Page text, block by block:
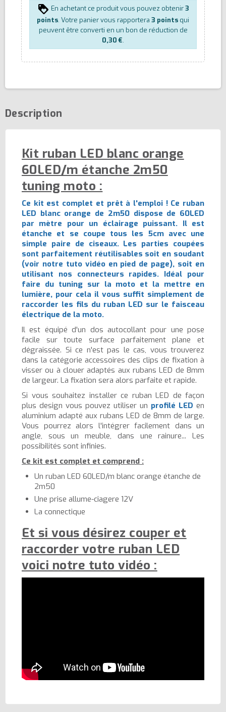
En achetant ce produit vous pouvez obtenir3
points. Votre panier vous rapportera 3 points qui
peuvent être converti en un bon de réduction de
0,30 €.
Description
Kit ruban LED blanc orange
60LED/m étanche 2m50
tuning moto :
Ce kit est complet et prêt à l'emploi ! Ce ruban
LED blanc orange de 2m50 dispose de 60LED
par mètre pour un éclairage puissant. Il est
étanche et se coupe tous les 5cm avec une
simple paire de ciseaux. Les parties coupées
sont parfaitement réutilisables soit en soudant
(voir notre tuto vidéo en pied de page), soit en
utilisant nos connecteurs rapides. Idéal pour
faire du tuning sur la moto et la mettre en
lumière, pour cela il vous suffit simplement de
raccorder les fils du ruban LED sur le faisceau
électrique de la moto.
Il est équipé d'un dos autocollant pour une pose
facile sur toute surface parfaitement plane et
dégraissée. Si ce n'est pas le cas, vous trouverez
dans la catégorie accessoires des clips de fixation à
visser ou à clouer adaptés aux rubans LED de 8mm
de largeur. La fixation sera alors parfaite et rapide.
Si vous souhaitez installer ce ruban LED de façon
plus design vous pouvez utiliser un profilé LED en
aluminium adapté aux rubans LED de 8mm de large.
Vous pourrez alors l'intégrer facilement dans un
angle, sous un meuble, dans une rainure... Les
possibilités sont infinies.
Ce kit est complet et comprend :
Un ruban LED 60LED/m blanc orange étanche de
2m50
Une prise allume-ciagere 12V
La connectique
Et si vous désirez couper et
raccorder votre ruban LED
voici notre tuto vidéo :